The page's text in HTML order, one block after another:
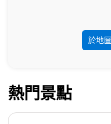
於地
熱門景點